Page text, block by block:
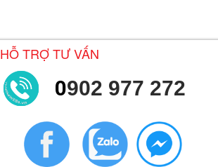
HỖ TRỢ TƯ VẤN
0902 977 272